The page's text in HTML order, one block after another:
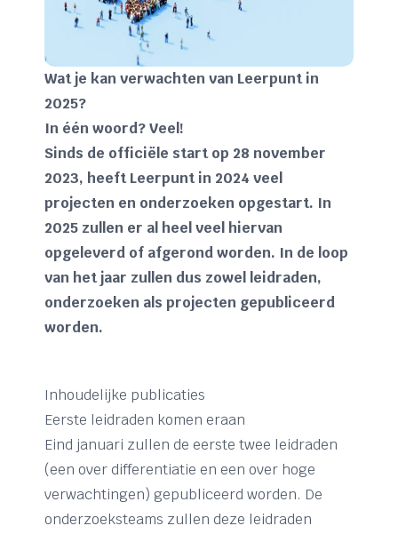
Wat je kan verwachten van Leerpunt in
2025?
In één woord? Veel!
Sinds de officiële start op 28 november
2023, heeft Leerpunt in 2024 veel
projecten en onderzoeken opgestart. In
2025 zullen er al heel veel hiervan
opgeleverd of afgerond worden. In de loop
van het jaar zullen dus zowel leidraden,
onderzoeken als projecten gepubliceerd
worden.
Inhoudelijke publicaties
Eerste leidraden komen eraan
Eind januari zullen de eerste twee leidraden
(een over differentiatie en een over hoge
verwachtingen) gepubliceerd worden. De
onderzoeksteams zullen deze leidraden